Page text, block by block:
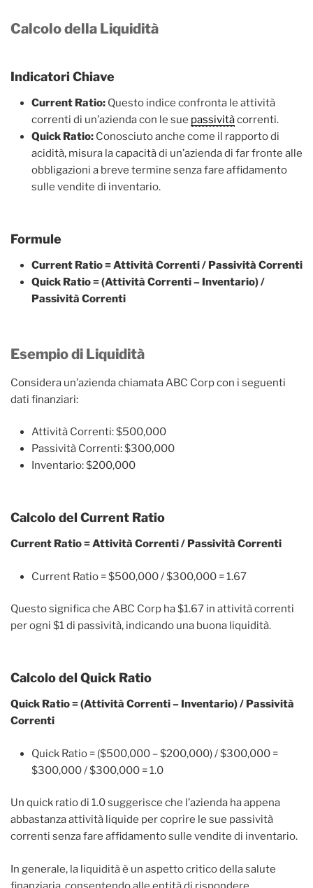
Calcolo della Liquidità
Indicatori Chiave
Current Ratio: Questo indice confronta le attività
correnti di un’azienda con le sue passivitàcorrenti.
Quick Ratio: Conosciuto anche come il rapporto di
acidità, misura la capacità di un’azienda di far fronte alle
obbligazioni a breve termine senza fare affidamento
sulle vendite di inventario.
Formule
Current Ratio = Attività Correnti / Passività Correnti
Quick Ratio = (Attività Correnti – Inventario) /
Passività Correnti
Esempio di Liquidità
Considera un’azienda chiamata ABC Corp con i seguenti
dati finanziari:
Attività Correnti: $500,000
Passività Correnti: $300,000
Inventario: $200,000
Calcolo del Current Ratio
Current Ratio = Attività Correnti / Passività Correnti
Current Ratio = $500,000 / $300,000 = 1.67
Questo significa che ABC Corp ha $1.67 in attività correnti
per ogni $1 di passività, indicando una buona liquidità.
Calcolo del Quick Ratio
Quick Ratio = (Attività Correnti – Inventario) / Passività
Correnti
Quick Ratio = ($500,000 – $200,000) / $300,000 =
$300,000 / $300,000 = 1.0
Un quick ratio di 1.0 suggerisce che l’azienda ha appena
abbastanza attività liquide per coprire le sue passività
correnti senza fare affidamento sulle vendite di inventario.
In generale, la liquidità è un aspetto critico della salute